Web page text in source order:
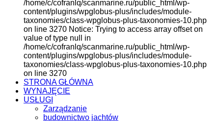
/home/c/cofranlq/scanmarine.ru/public_html/wp-
content/plugins/wpglobus-plus/includes/module-
taxonomies/class-wpglobus-plus-taxonomies-10.php
on line 3270 Notice: Trying to access array offset on
value of type null in
/home/c/cofranlq/scanmarine.ru/public_html/wp-
content/plugins/wpglobus-plus/includes/module-
taxonomies/class-wpglobus-plus-taxonomies-10.php
on line 3270
STRONA GŁÓWNA
WYNAJĘCIE
USŁUGI
Zarządzanie
budownictwo jachtów